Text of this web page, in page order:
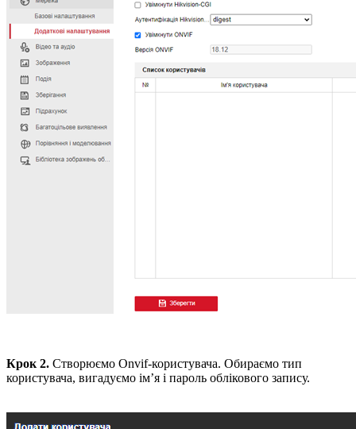
Крок 2. Створюємо Onvif-користувача. Обираємо тип
користувача, вигадуємо ім’я і пароль облікового запису.